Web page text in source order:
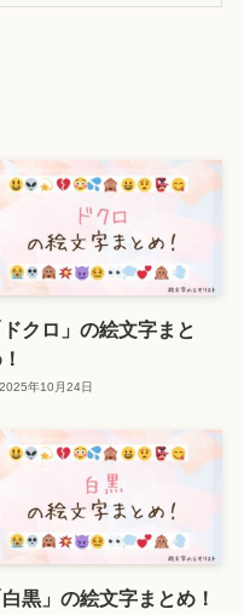
ドクロ」の絵文字まと
2025年10月24日
白黒」の絵文字まとめ！